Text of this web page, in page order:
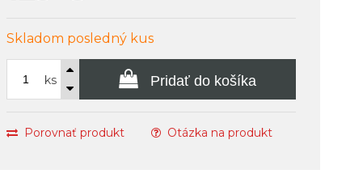
Skladom posledný kus
ks Pridať do košíka
Porovnať produkt Otázka na produkt